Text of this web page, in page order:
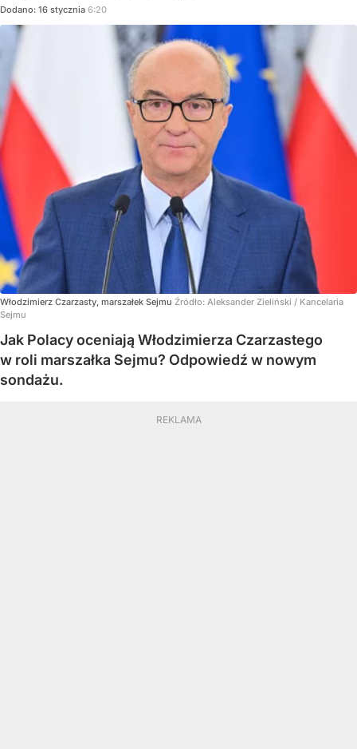
Dodano: 16 stycznia 6:20
Włodzimierz Czarzasty, marszałek Sejmu Źródło: Aleksander Zieliński / Kancelaria
Sejmu
Jak Polacy oceniają Włodzimierza Czarzastego
w roli marszałka Sejmu? Odpowiedź w nowym
sondażu.